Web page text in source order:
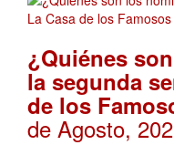
¿Quiénes
la segunda
de los
de Agosto,